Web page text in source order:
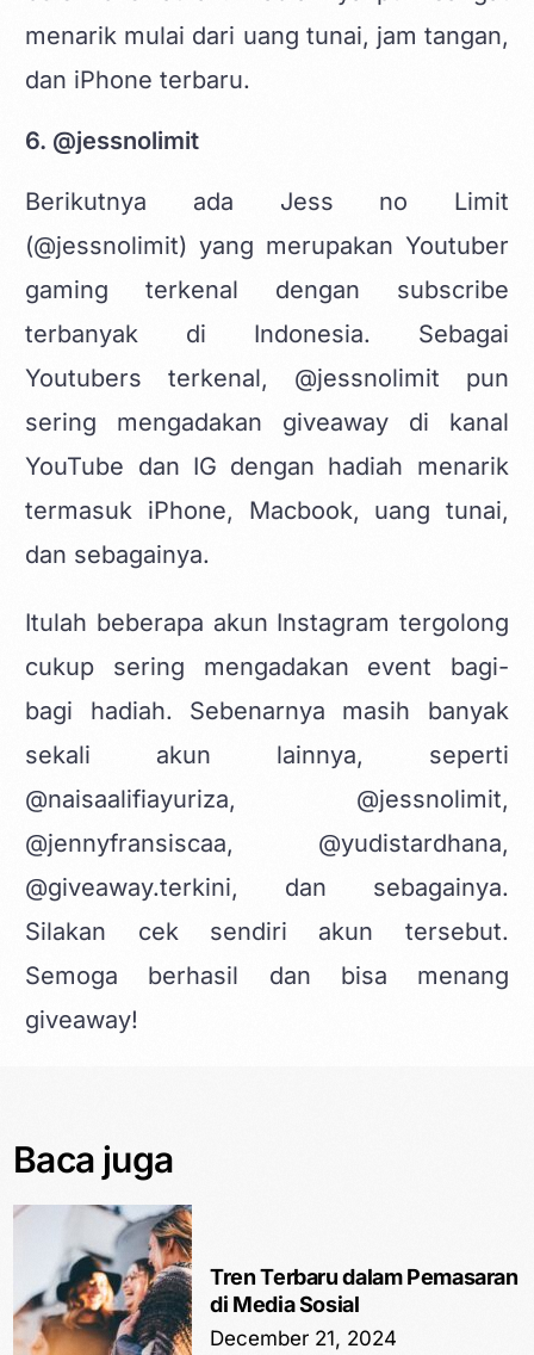
menarik mulai dari uang tunai, jam tangan,
dan iPhone terbaru.
6. @jessnolimit
Berikutnya ada Jess no Limit
(@jessnolimit) yang merupakan Youtuber
gaming terkenal dengan subscribe
terbanyak di Indonesia. Sebagai
Youtubers terkenal, @jessnolimit pun
sering mengadakan giveaway di kanal
YouTube dan IG dengan hadiah menarik
termasuk iPhone, Macbook, uang tunai,
dan sebagainya.
Itulah beberapa akun Instagram tergolong
cukup sering mengadakan event bagi-
bagi hadiah. Sebenarnya masih banyak
sekali akun lainnya, seperti
@naisaalifiayuriza, @jessnolimit,
@jennyfransiscaa, @yudistardhana,
@giveaway.terkini, dan sebagainya.
Silakan cek sendiri akun tersebut.
Semoga berhasil dan bisa menang
giveaway!
Baca juga
Tren Terbaru dalam Pemasaran
di Media Sosial
December 21, 2024